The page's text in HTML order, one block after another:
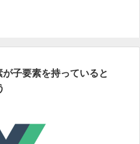
子要素を持っていると